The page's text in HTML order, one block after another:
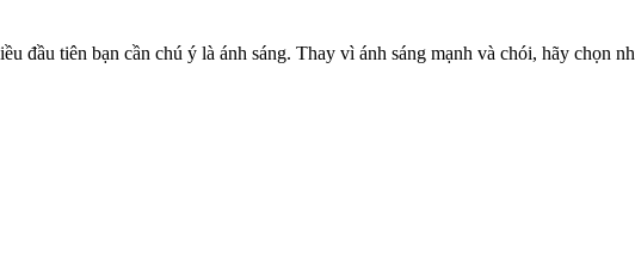
đầu tiên bạn cần chú ý là ánh sáng. Thay vì ánh sáng mạnh và chói, hãy chọn